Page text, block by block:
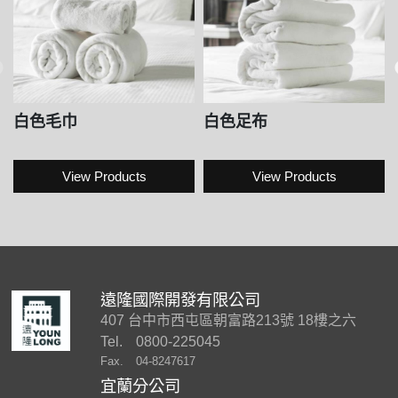
白色毛巾
View Products
白色足布
View Products
遠隆國際開發有限公司
407 台中市西屯區朝富路213號 18樓之六
Tel.
0800-225045
Fax. 04-8247617
宜蘭分公司